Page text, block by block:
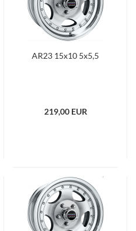
AR23 15x10 5x5,5
219,00 EUR